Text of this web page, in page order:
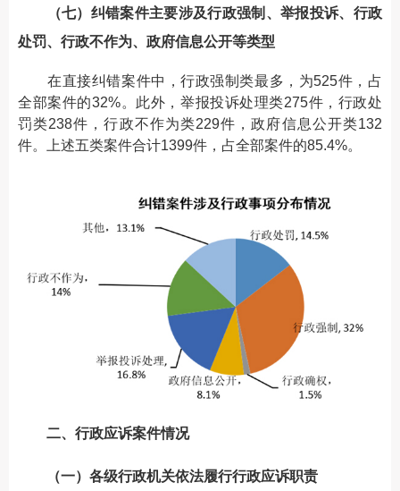
（七）纠错案件主要涉及行政强制、举报投诉、行政
处罚、行政不作为、政府信息公开等类型
在直接纠错案件中，行政强制类最多，为525件，占
全部案件的32%。此外，举报投诉处理类275件，行政处
罚类238件，行政不作为类229件，政府信息公开类132
件。上述五类案件合计1399件，占全部案件的85.4%。
二、行政应诉案件情况
（一）各级行政机关依法履行行政应诉职责